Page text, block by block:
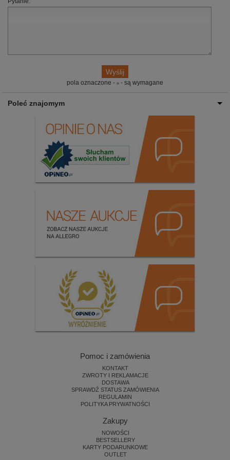
pola oznaczone - - są wymagane
Poleć znajomym
Pomoc i zamówienia
KONTAKT
ZWROTY I REKLAMACJE
DOSTAWA
SPRAWDŹ STATUS ZAMÓWIENIA
REGULAMIN
POLITYKA PRYWATNOŚCI
Zakupy
NOWOŚCI
BESTSELLERY
KARTY PODARUNKOWE
OUTLET